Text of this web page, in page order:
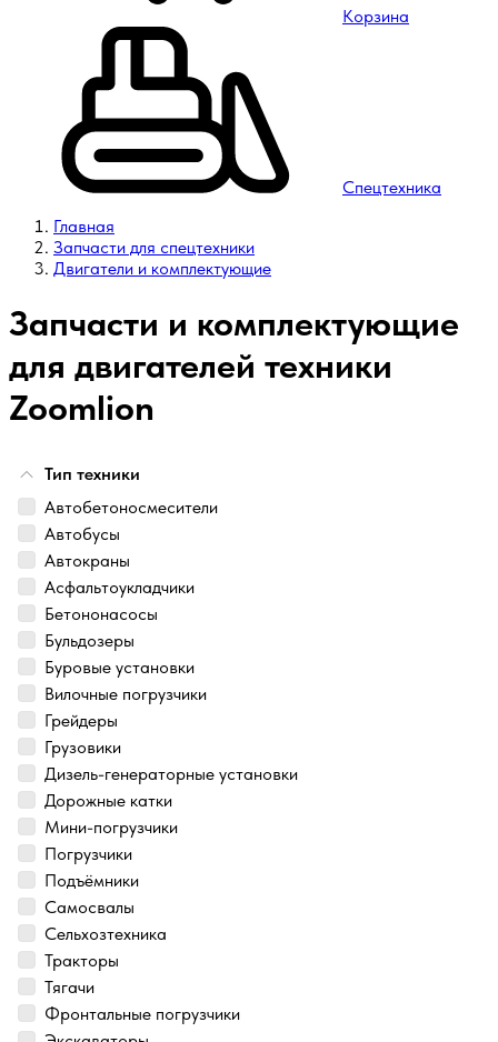
Корзина
Спецтехника
Главная
Запчасти для спецтехники
Двигатели и комплектующие
Запчасти и комплектующие
для двигателей техники
Zoomlion
Тип техники
Автобетоносмесители
Автобусы
Автокраны
Асфальтоукладчики
Бетононасосы
Бульдозеры
Буровые установки
Вилочные погрузчики
Грейдеры
Грузовики
Дизель-генераторные установки
Дорожные катки
Мини-погрузчики
Погрузчики
Подъёмники
Самосвалы
Сельхозтехника
Тракторы
Тягачи
Фронтальные погрузчики